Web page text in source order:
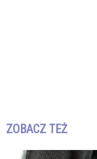
ZOBACZ TEŻ